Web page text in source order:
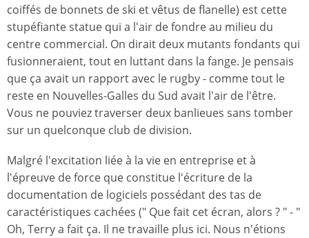
coiffés de bonnets de ski et vêtus de flanelle) est cette
stupéfiante statue qui a l'air de fondre au milieu du
centre commercial. On dirait deux mutants fondants qui
fusionneraient, tout en luttant dans la fange. Je pensais
que ça avait un rapport avec le rugby - comme tout le
reste en Nouvelles-Galles du Sud avait l'air de l'être.
Vous ne pouviez traverser deux banlieues sans tomber
sur un quelconque club de division.
Malgré l'excitation liée à la vie en entreprise et à
l'épreuve de force que constitue l'écriture de la
documentation de logiciels possédant des tas de
caractéristiques cachées (" Que fait cet écran, alors ? " - "
Oh, Terry a fait ça. Il ne travaille plus ici. Nous n'étions